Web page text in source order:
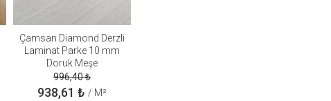
Çamsan Diamond Derzli
Laminat Parke 10 mm
Doruk Meşe
996,40₺
938,61 ₺ / M²